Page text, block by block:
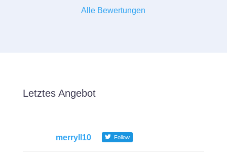
Alle Bewertungen
Letztes Angebot
merryll10 Follow